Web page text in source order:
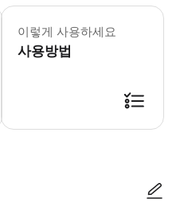
칸헤리 동굴은 매주 월요일 휴관입니
이렇게 사용하세요
사용방법